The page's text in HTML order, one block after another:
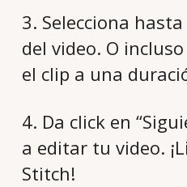
3. Selecciona
del video. O
el clip a una
4. Da click en
a editar tu video.
Stitch!